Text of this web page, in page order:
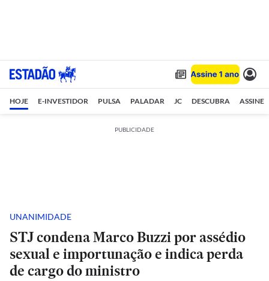
HOJE E-INVESTIDOR PULSA PALADAR JC DESCUBRA ASSINE
PUBLICIDADE
UNANIMIDADE
STJ condena Marco Buzzi por assédio
sexual e importunação e indica perda
de cargo do ministro